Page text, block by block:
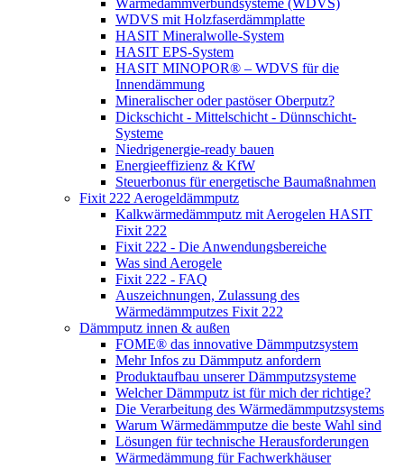
Wärmedämmverbundsysteme (WDVS)
WDVS mit Holzfaserdämmplatte
HASIT Mineralwolle-System
HASIT EPS-System
HASIT MINOPOR® – WDVS für die
Innendämmung
Mineralischer oder pastöser Oberputz?
Dickschicht - Mittelschicht - Dünnschicht-
Systeme
Niedrigenergie-ready bauen
Energieeffizienz & KfW
Steuerbonus für energetische Baumaßnahmen
Fixit 222 Aerogeldämmputz
Kalkwärmedämmputz mit Aerogelen HASIT
Fixit 222
Fixit 222 - Die Anwendungsbereiche
Was sind Aerogele
Fixit 222 - FAQ
Auszeichnungen, Zulassung des
Wärmedämmputzes Fixit 222
Dämmputz innen & außen
FOME® das innovative Dämmputzsystem
Mehr Infos zu Dämmputz anfordern
Produktaufbau unserer Dämmputzsysteme
Welcher Dämmputz ist für mich der richtige?
Die Verarbeitung des Wärmedämmputzsystems
Warum Wärmedämmputze die beste Wahl sind
Lösungen für technische Herausforderungen
Wärmedämmung für Fachwerkhäuser